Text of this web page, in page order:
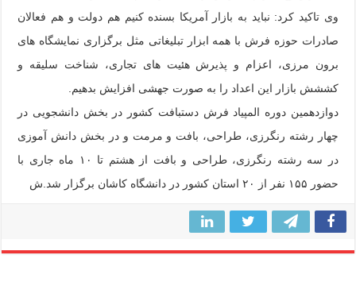
وی تاکید کرد: نباید به بازار آمریکا بسنده کنیم هم دولت و هم فعالان
صادرات حوزه فرش با همه ابزار تبلیغاتی مثل برگزاری نمایشگاه های
برون مرزی، اعزام و پذیرش هئیت های تجاری، شناخت سلیقه و
کششش بازار این اعداد را به صورت جهشی افزایش بدهیم.
دوازدهمین دوره المپیاد فرش دستبافت کشور در بخش دانشجویی در
چهار رشته رنگرزی، طراحی، بافت و مرمت و در بخش دانش آموزی
در سه رشته رنگرزی، طراحی و بافت از هشتم تا ۱۰ ماه جاری با
حضور ۱۵۵ نفر از ۲۰ استان کشور در دانشگاه کاشان برگزار شد.ش